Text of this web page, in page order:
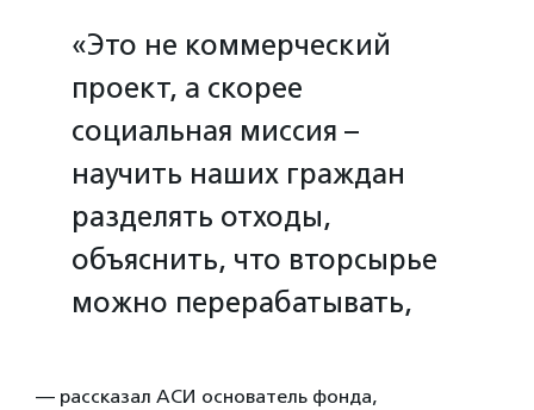
«Это не коммерческий
проект, а скорее
социальная миссия –
научить наших граждан
разделять отходы,
объяснить, что вторсырье
можно перерабатывать,
— рассказал АСИ основатель фонда,